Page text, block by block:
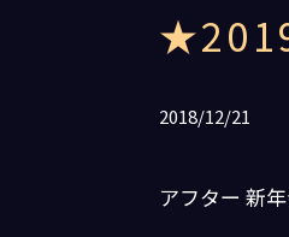
2018/12/21
アフター 新